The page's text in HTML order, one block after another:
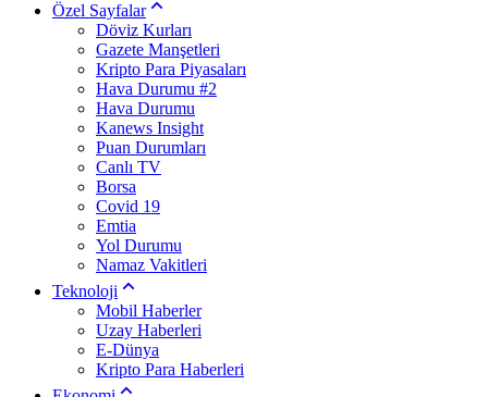
Özel Sayfalar
Döviz Kurları
Gazete Manşetleri
Kripto Para Piyasaları
Hava Durumu #2
Hava Durumu
Kanews Insight
Puan Durumları
Canlı TV
Borsa
Covid 19
Emtia
Yol Durumu
Namaz Vakitleri
Teknoloji
Mobil Haberler
Uzay Haberleri
E-Dünya
Kripto Para Haberleri